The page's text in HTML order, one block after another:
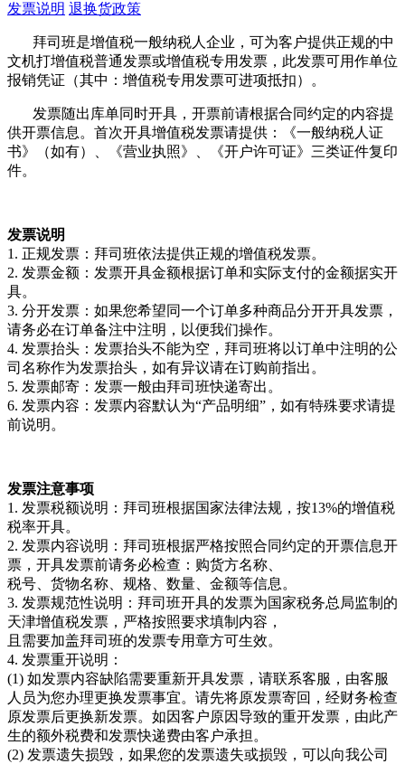
发票说明 退换货政策
拜司班是增值税一般纳税人企业，可为客户提供正规的中
文机打增值税普通发票或增值税专用发票，此发票可用作单位
报销凭证（其中：增值税专用发票可进项抵扣）。
发票随出库单同时开具，开票前请根据合同约定的内容提
供开票信息。首次开具增值税发票请提供：《一般纳税人证
书》（如有）、《营业执照》、《开户许可证》三类证件复印
件。
发票说明
1. 正规发票：拜司班依法提供正规的增值税发票。
2. 发票金额：发票开具金额根据订单和实际支付的金额据实开
具。
3. 分开发票：如果您希望同一个订单多种商品分开开具发票，
请务必在订单备注中注明，以便我们操作。
4. 发票抬头：发票抬头不能为空，拜司班将以订单中注明的公
司名称作为发票抬头，如有异议请在订购前指出。
5. 发票邮寄：发票一般由拜司班快递寄出。
6. 发票内容：发票内容默认为“产品明细”，如有特殊要求请提
前说明。
发票注意事项
1. 发票税额说明：拜司班根据国家法律法规，按13%的增值税
税率开具。
2. 发票内容说明：拜司班根据严格按照合同约定的开票信息开
票，开具发票前请务必检查：购货方名称、
税号、货物名称、规格、数量、金额等信息。
3. 发票规范性说明：拜司班开具的发票为国家税务总局监制的
天津增值税发票，严格按照要求填制内容，
且需要加盖拜司班的发票专用章方可生效。
4. 发票重开说明：
(1) 如发票内容缺陷需要重新开具发票，请联系客服，由客服
人员为您办理更换发票事宜。请先将原发票寄回，经财务检查
原发票后更换新发票。如因客户原因导致的重开发票，由此产
生的额外税费和发票快递费由客户承担。
(2) 发票遗失损毁，如果您的发票遗失或损毁，可以向我公司